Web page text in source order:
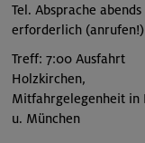
Tel. Absprache abends
erforderlich (anrufen!)
Treff: 7:00 Ausfahrt
Holzkirchen,
Mitfahrgelegenheit in
u. München